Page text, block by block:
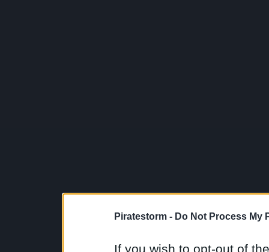
Piratestorm - Do Not Process My
If you wish to opt-out of